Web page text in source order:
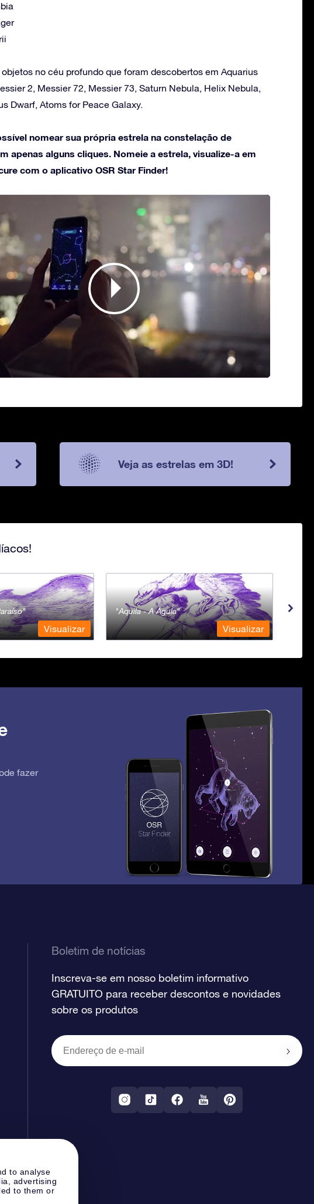
to analyse
advertising
to them or
no céu profundo que foram descobertos em Aquarius
2, Messier 72, Messier 73, Saturn Nebula, Helix Nebula,
Dwarf, Atoms for Peace Galaxy.
nomear sua própria estrela na constelação de
apenas alguns cliques. Nomeie a estrela, visualize-a em
com o aplicativo OSR Star Finder!
Veja as estrelas em 3D!
Visualizar
Aquila - A Águia
Visualizar
fazer
Boletim de notícias
Inscreva-se em nosso boletim informativo
GRATUITO para receber descontos e novidades
sobre os produtos